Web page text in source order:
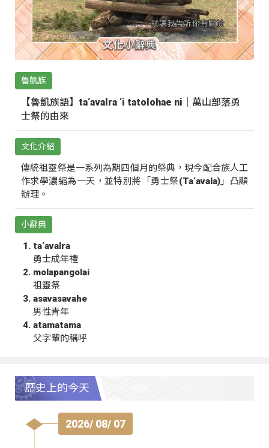
魯凱族
【魯凱族語】ta‘avalra ‘i tatolohae ni｜萬山部落勇
士祭的由來
文化介紹
傳統祖靈祭是一系列為期四個月的祭典，現今配合族人工
作求學濃縮為一天，並特別將「勇士祭(Ta‘avala)」凸顯
辦理。
小辭典
ta‘avalra
勇士成年禮
molapangolai
祖靈祭
asavasavahe
男性青年
atamatama
父字輩的稱呼
歷史上的今天
2026/ 08/ 07